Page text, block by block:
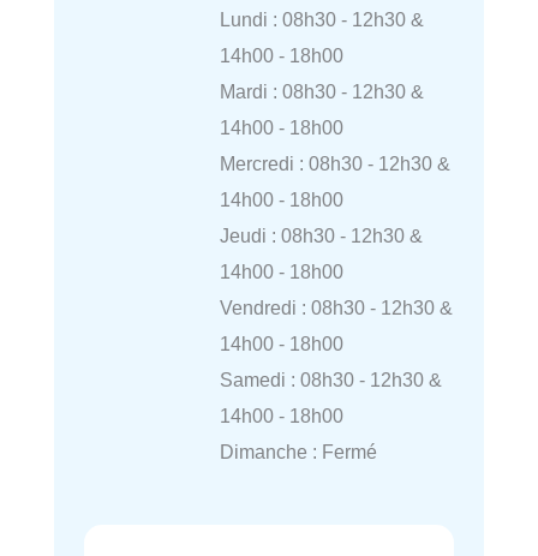
Lundi : 08h30 - 12h30 &
14h00 - 18h00
Mardi : 08h30 - 12h30 &
14h00 - 18h00
Mercredi : 08h30 - 12h30 &
14h00 - 18h00
Jeudi : 08h30 - 12h30 &
14h00 - 18h00
Vendredi : 08h30 - 12h30 &
14h00 - 18h00
Samedi : 08h30 - 12h30 &
14h00 - 18h00
Dimanche : Fermé